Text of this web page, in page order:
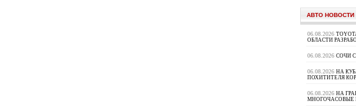
АВТО НОВОСТИ
06.08.2026
ОБЛАСТИ
06.08.2026 СОЧИ
06.08.2026 НА
ПОХИТИТЕЛЯ
06.08.2026 НА
МНОГОЧАСОВЫЕ